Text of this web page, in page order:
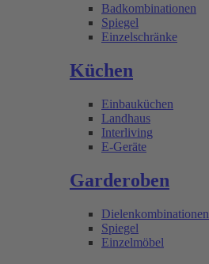
Badkombinationen
Spiegel
Einzelschränke
Küchen
Einbauküchen
Landhaus
Interliving
E-Geräte
Garderoben
Dielenkombinationen
Spiegel
Einzelmöbel